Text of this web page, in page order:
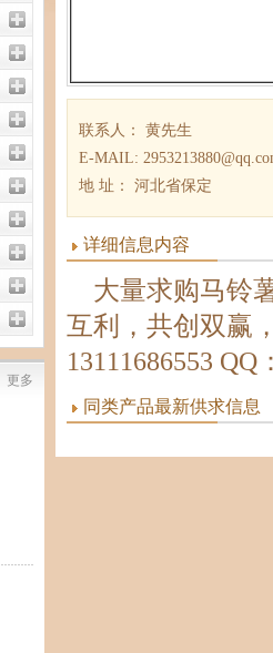
更多
联系人： 黄先生
E-MAIL:
地 址： 河北省保定
详细信息内容
大量求购马铃
互利，共创双赢
13111686553 QQ
同类产品最新供求信息